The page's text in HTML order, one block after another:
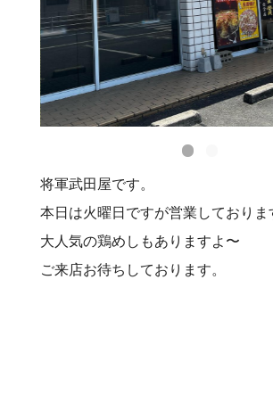
将軍武田屋です。
本日は火曜日ですが営業しておりま
大人気の鶏めしもありますよ〜
ご来店お待ちしております。